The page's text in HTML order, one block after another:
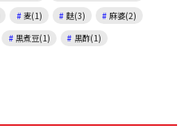
麦(1) 麩(3)
麻婆(2)
黒煮豆(1)
黒酢(1)